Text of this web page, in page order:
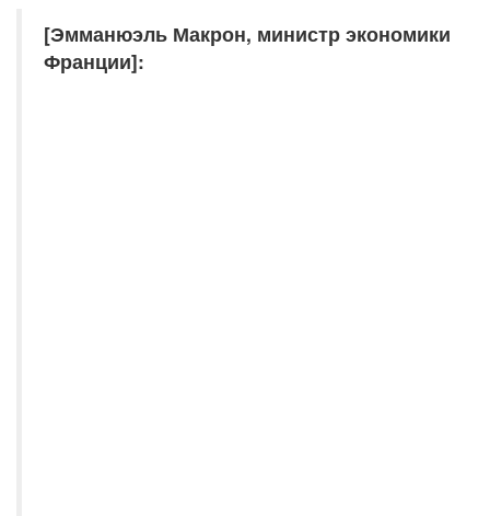
[Эмманюэль Макрон, министр экономики
Франции]: